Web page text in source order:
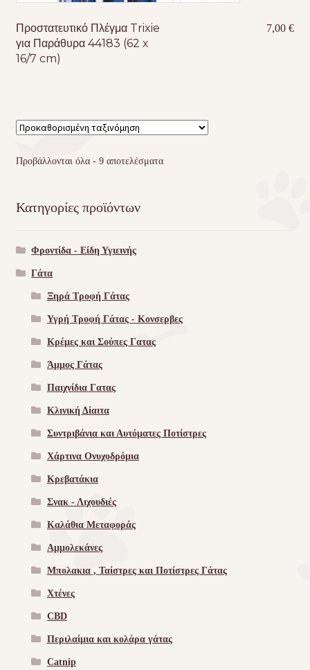
Προστατευτικό Πλέγμα Trixie
για Παράθυρα 44183 (62 x
16/7 cm)
7,00€
Προβάλλονται όλα - 9 αποτελέσματα
Κατηγορίες προϊόντων
Φροντίδα - Είδη Υγιεινής
Γάτα
Ξηρά Τροφή Γάτας
Υγρή Τροφή Γάτας - Kονσερβες
Κρέμες και Σούπες Γατας
Άμμος Γάτας
Παιχνίδια Γατας
Κλινική Δίαιτα
Συντριβάνια και Αυτόματες Ποτίστρες
Χάρτινα Ονυχοδρόμια
Κρεβατάκια
Σνακ - Λιχουδιές
Καλάθια Μεταφοράς
Αμμολεκάνες
Μπολακια , Ταίστρες και Ποτίστρες Γάτας
Χτένες
CBD
Περιλαίμια και κολάρα γάτας
Catnip